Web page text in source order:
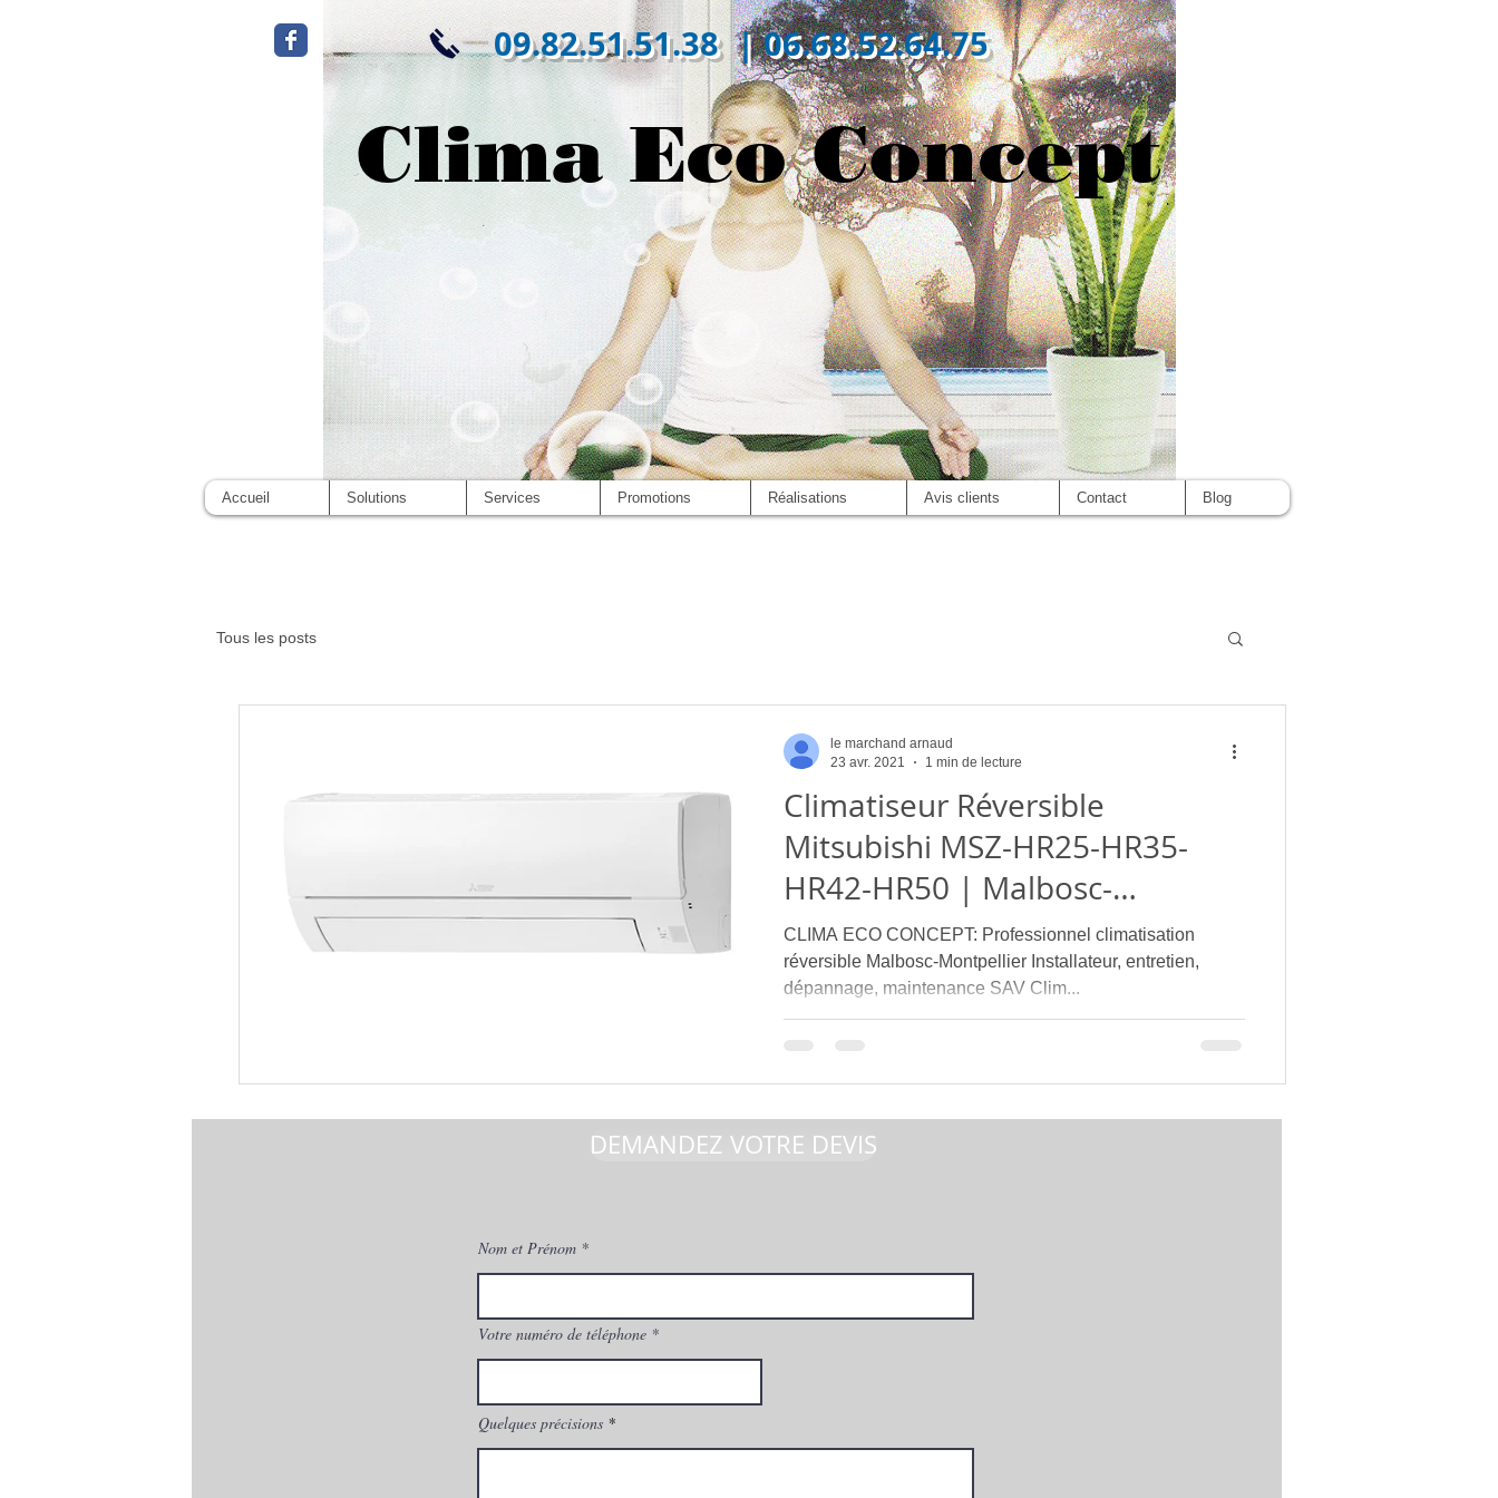
09.82.51.51.38 | 06.68.52.64.75
Clima Eco Concept
Accueil Solutions Services Promotions Réalisations Avis clients Contact Blog
Tous les posts
Climatiseur Réversible
Mitsubishi MSZ-HR25-HR35-
HR42-HR50 | Malbosc-
Montpellier | clima eco concept
CLIMA ECO CONCEPT: Professionnel climatisation
réversible Malbosc-Montpellier Installateur, entretien,
dépannage, maintenance SAV Clim...
le marchand arnaud
23 avr. 2021
1 min de lecture
DEMANDEZ VOTRE DEVIS
Nom et Prénom
Votre numéro de téléphone
Quelques précisions